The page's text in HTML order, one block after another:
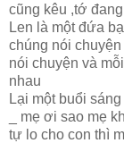
cũng kêu ,tớ
Len là một đứa
chúng nói
nói chuyện và
nhau
Lại một buổi
_ mẹ ơi sao mẹ
tự lo cho con thì